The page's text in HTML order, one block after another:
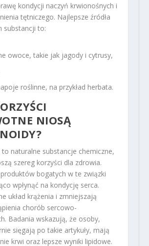
kondycji naczyń krwionośnych i
tętniczego. Najlepsze źródła
substancji to:
owoce, takie jak jagody i cytrusy,
roślinne, na przykład herbata.
NIOSĄ
to naturalne substancje chemiczne,
szereg korzyści dla zdrowia.
bogatych w te związki
wpłynąć na kondycję serca.
układ krążenia i zmniejszają
chorób sercowo-
Badania wskazują, że osoby,
sięgają po takie artykuły, mają
krwi oraz lepsze wyniki lipidowe.